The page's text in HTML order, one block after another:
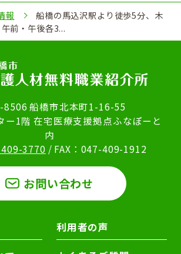
報
船橋の馬込沢駅より徒歩5分、木
前・午後各3...
8506 船橋市北本町1-16-55
ー1階 在宅医療支援拠点ふなぽーと
内
3770 / FAX：047-409-1912
お問い合わせ
利用者の声